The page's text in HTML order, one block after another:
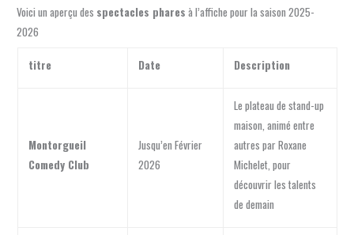
Voici un aperçu des spectacles phares à l’affiche pour la saison 2025-
2026
titre Date Description
Montorgueil
Comedy Club
Jusqu’en Février
2026
Le plateau de stand-up
maison, animé entre
autres par Roxane
Michelet, pour
découvrir les talents
de demain